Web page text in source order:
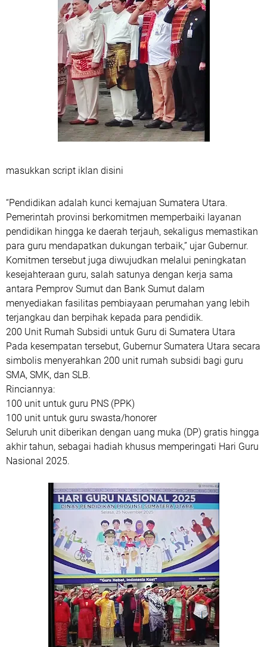
masukkan script iklan disini
“Pendidikan adalah kunci kemajuan Sumatera Utara.
Pemerintah provinsi berkomitmen memperbaiki layanan
pendidikan hingga ke daerah terjauh, sekaligus memastikan
para guru mendapatkan dukungan terbaik,” ujar Gubernur.
Komitmen tersebut juga diwujudkan melalui peningkatan
kesejahteraan guru, salah satunya dengan kerja sama
antara Pemprov Sumut dan Bank Sumut dalam
menyediakan fasilitas pembiayaan perumahan yang lebih
terjangkau dan berpihak kepada para pendidik.
200 Unit Rumah Subsidi untuk Guru di Sumatera Utara
Pada kesempatan tersebut, Gubernur Sumatera Utara secara
simbolis menyerahkan 200 unit rumah subsidi bagi guru
SMA, SMK, dan SLB.
Rinciannya:
100 unit untuk guru PNS (PPK)
100 unit untuk guru swasta/honorer
Seluruh unit diberikan dengan uang muka (DP) gratis hingga
akhir tahun, sebagai hadiah khusus memperingati Hari Guru
Nasional 2025.